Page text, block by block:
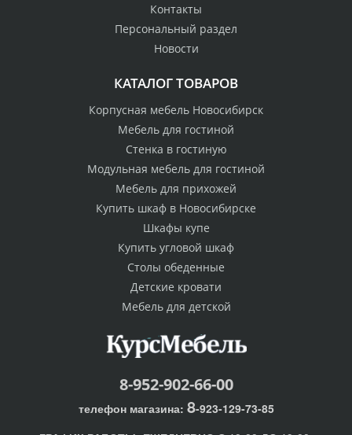
Контакты
Персональный раздел
Новости
КАТАЛОГ ТОВАРОВ
Корпусная мебель Новосибирск
Мебель для гостиной
Стенка в гостиную
Модульная мебель для гостиной
Мебель для прихожей
Купить шкаф в Новосибирске
Шкафы купе
Купить угловой шкаф
Столы обеденные
Детские кровати
Мебель для детской
8-952-902-66-00
телефон магазина: 8-923-129-73-85